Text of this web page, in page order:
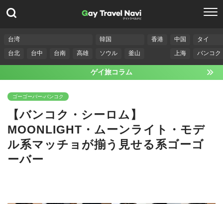
台湾
台北
台中 台南 高雄
韓国
ソウル
釜山
香港
中国
上海
タイ
バンコク
ゲイ旅コラム
ゴーゴーバー-バンコク
【バンコク・シーロム】
MOONLIGHT・ムーンライト・モデ
ル系マッチョが揃う見せる系ゴーゴ
ーバー